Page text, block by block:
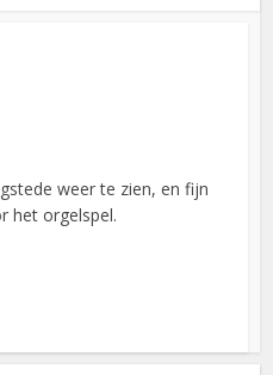
weer te zien, en fijn
het orgelspel.